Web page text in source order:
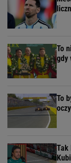
To
gdy
To
Tak